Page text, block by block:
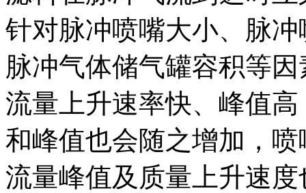
针对脉冲喷嘴大小、脉
脉冲气体储气罐容积等
流量上升速率快、峰值
和峰值也会随之增加，
流量峰值及质量上升速